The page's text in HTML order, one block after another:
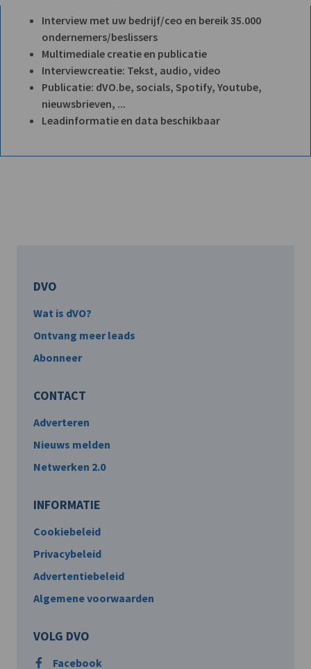
Interview met uw bedrijf/ceo en bereik 35.000
ondernemers/beslissers
Multimediale creatie en publicatie
Interviewcreatie: Tekst, audio, video
Publicatie: dVO.be, socials, Spotify, Youtube,
nieuwsbrieven, ...
Leadinformatie en data beschikbaar
DVO
Wat is dVO?
Ontvang meer leads
Abonneer
CONTACT
Adverteren
Nieuws melden
Netwerken 2.0
INFORMATIE
Cookiebeleid
Privacybeleid
Advertentiebeleid
Algemene voorwaarden
VOLG DVO
Facebook